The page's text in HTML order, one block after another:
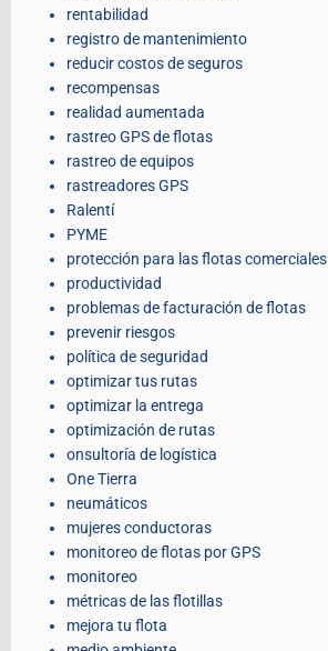
rentabilidad
registro de mantenimiento
reducir costos de seguros
recompensas
realidad aumentada
rastreo GPS de flotas
rastreo de equipos
rastreadores GPS
Ralentí
PYME
protección para las flotas comerciales
productividad
problemas de facturación de flotas
prevenir riesgos
política de seguridad
optimizar tus rutas
optimizar la entrega
optimización de rutas
onsultoría de logística
One Tierra
neumáticos
mujeres conductoras
monitoreo de flotas por GPS
monitoreo
métricas de las flotillas
mejora tu flota